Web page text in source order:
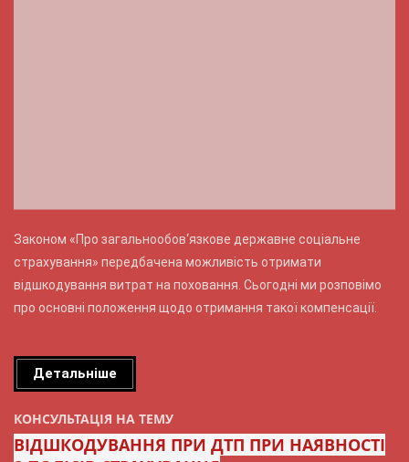
Законом «Про загальнообов‘язкове державне соціальне
страхування» передбачена можливість отримати
відшкодування витрат на поховання. Сьогодні ми розповімо
про основні положення щодо отримання такої компенсації.
Детальніше
КОНСУЛЬТАЦІЯ НА ТЕМУ
ВІДШКОДУВАННЯ ПРИ ДТП ПРИ НАЯВНОСТІ